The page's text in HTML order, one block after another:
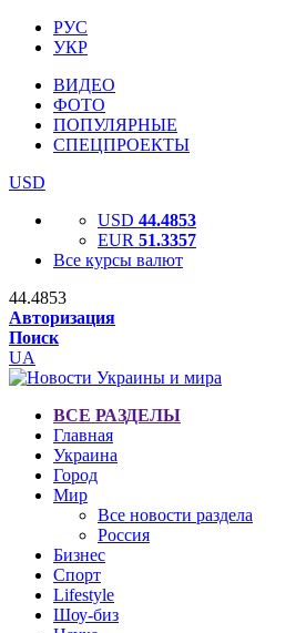
РУС
УКР
ВИДЕО
ФОТО
ПОПУЛЯРНЫЕ
СПЕЦПРОЕКТЫ
USD
USD 44.4853
EUR 51.3357
Все курсы валют
44.4853
Авторизация
Поиск
UA
ВСЕ РАЗДЕЛЫ
Главная
Украина
Город
Мир
Все новости раздела
Россия
Бизнес
Спорт
Lifestyle
Шоу-биз